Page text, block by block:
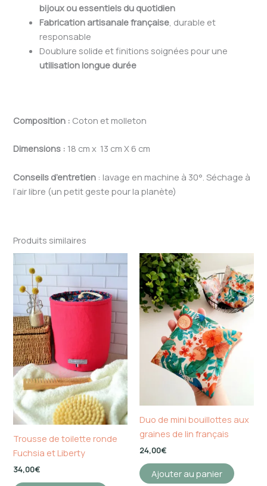
bijoux ou essentiels du quotidien
Fabrication artisanale française , durable et
responsable
Doublure solide et finitions soignées pour une
utilisation longue durée
Composition : Coton et molleton
Dimensions : 18 cm x 13 cm X 6 cm
Conseils d’entretien : lavage en machine à 30°. Séchage à
l’air libre (un petit geste pour la planète)
Produits similaires
Trousse de toilette ronde
Fuchsia et Liberty
34,00€
Duo de mini bouillottes aux
graines de lin français
24,00€
Ajouter au panier